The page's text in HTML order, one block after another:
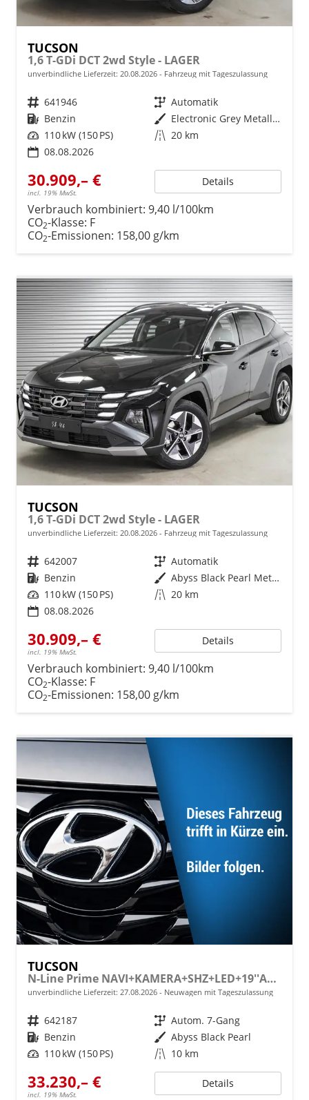
TUCSON
1,6 T-GDi DCT 2wd Style - LAGER
unverbindliche Lieferzeit: 20.08.2026 Fahrzeug mit Tageszulassung
Fahrzeugnr. 641946 Getriebe Automatik
Kraftstoff Benzin Außenfarbe
Electronic Grey Metallic ()
Leistung 110 kW (150 PS) Kilometerstand 20 km
08.08.2026
30.909,– €
incl. 19% MwSt.
Details
Verbrauch kombiniert: 9,40 l/100km
CO2-Klasse: F
CO2-Emissionen: 158,00 g/km
TUCSON
1,6 T-GDi DCT 2wd Style - LAGER
unverbindliche Lieferzeit: 20.08.2026 Fahrzeug mit Tageszulassung
Fahrzeugnr. 642007 Getriebe Automatik
Kraftstoff Benzin Außenfarbe
Abyss Black Pearl Metallic ()
Leistung 110 kW (150 PS) Kilometerstand 20 km
08.08.2026
30.909,– €
incl. 19% MwSt.
Details
Verbrauch kombiniert: 9,40 l/100km
CO2-Klasse: F
CO2-Emissionen: 158,00 g/km
TUCSON
N-Line Prime NAVI+KAMERA+SHZ+LED+19''ALU+PDC
unverbindliche Lieferzeit: 27.08.2026 Neuwagen mit Tageszulassung
Fahrzeugnr. 642187 Getriebe Autom. 7-Gang
Kraftstoff Benzin Außenfarbe Abyss Black Pearl
Leistung 110 kW (150 PS) Kilometerstand 10 km
33.230,– €
incl. 19% MwSt.
Details